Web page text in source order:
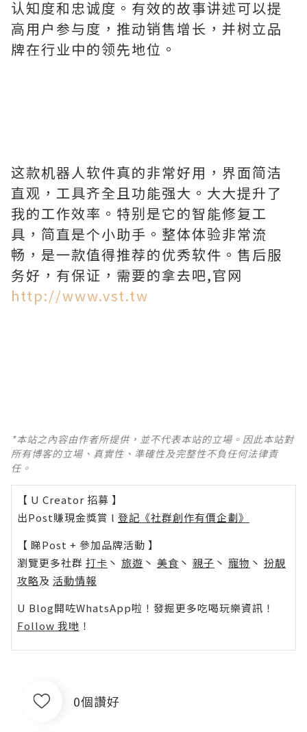
认知度和忠诚度。有效的故事讲述可以提
高用户参与度，推动销售增长，并树立品
牌在行业中的领先地位。
这款机器人软件真的非常好用，界面简洁
直观，工具齐全且功能强大。大大提升了
我的工作效率。特别是它的智能修复工
具，简直是个小助手。整体体验非常流
畅，是一款值得推荐的优秀软件。售后服
务好，有保证，需要的拿去吧,官网
http://www.vst.tw
*本站之內容由作者所提供，並不代表本站的立場。因此本站對
所有博客的立場、真實性、準確性及完整性不負任何法律責
任。
【 U Creator 招募 】
出Post賺現金獎賞 l 登記《社群創作有價企劃》
【 睇Post + 參加品牌活動 】
瀏覽更多社群 打卡 丶 旅遊 丶 美食 丶 親子 丶 寵物 丶 扮靚
攻略及 活動情報
U Blog開咗WhatsApp啦！發掘更多吃喝玩樂資訊！
Follow 我哋 ！
0個讚好